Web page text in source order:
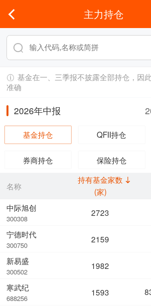
主力持仓
基金在一、三季报不披露全部持仓，因
准确
2026年中报
基金持仓 QFII持仓
券商持仓 保险持仓
名称
中际旭创
300308
宁德时代
300750
新易盛
300502
寒武纪
688256
持有基金家数
(家)
2723
2159
1982
1593